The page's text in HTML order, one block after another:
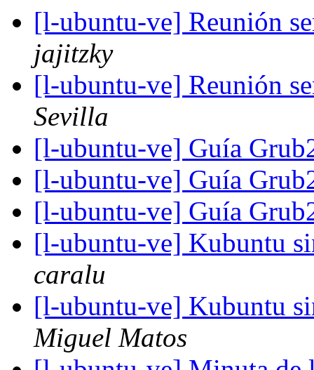
[l-ubuntu-ve] Reunión
jajitzky
[l-ubuntu-ve] Reunión
Sevilla
[l-ubuntu-ve] Guía
[l-ubuntu-ve] Guía
[l-ubuntu-ve] Guía
[l-ubuntu-ve] Kubuntu
caralu
[l-ubuntu-ve] Kubuntu
Miguel Matos